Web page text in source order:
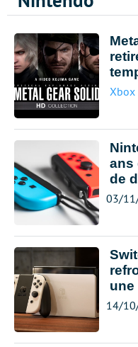
Xbox
ans
de
03/
une
14/